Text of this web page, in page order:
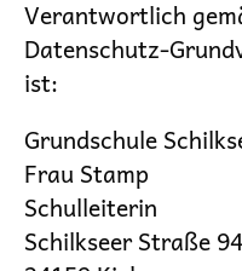
Verantwortlich
Datenschutz-
ist:
Grundschule
Frau Stamp
Schulleiterin
Schilkseer Straße 94